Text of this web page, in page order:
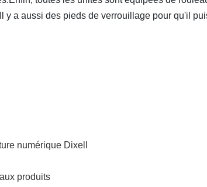
y a aussi des pieds de verrouillage pour qu'il
numérique Dixell
produits